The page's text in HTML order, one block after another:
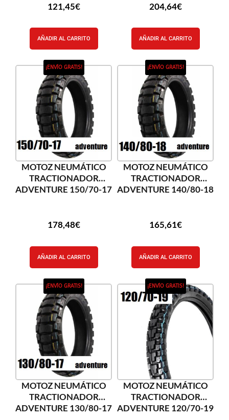
121,45€
AÑADIR AL CARRITO
204,64€
AÑADIR AL CARRITO
¡ENVÍO GRATIS!
MOTOZ NEUMÁTICO
TRACTIONADOR
ADVENTURE 150/70-17
178,48€
AÑADIR AL CARRITO
¡ENVÍO GRATIS!
MOTOZ NEUMÁTICO
TRACTIONADOR
ADVENTURE 140/80-18
165,61€
AÑADIR AL CARRITO
¡ENVÍO GRATIS!
MOTOZ NEUMÁTICO
TRACTIONADOR
ADVENTURE 130/80-17
¡ENVÍO GRATIS!
MOTOZ NEUMÁTICO
TRACTIONADOR
ADVENTURE 120/70-19